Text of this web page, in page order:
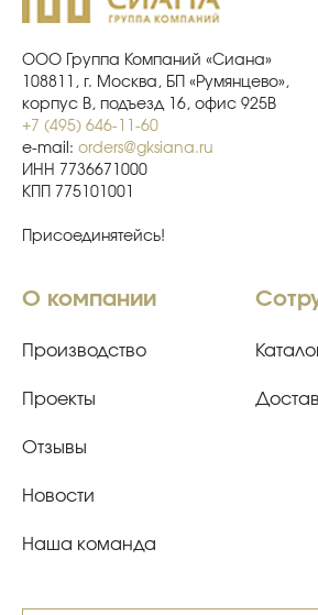
ООО Группа Компаний «Сиана»
108811, г. Москва, БП «Румянцево»,
корпус В, подъезд 16, офис 925В
+7 (495) 646-11-60
e-mail: orders@gksiana.ru
ИНН 7736671000
КПП 775101001
Присоединятейсь!
О компании
Производство
Проекты
Отзывы
Новости
Наша команда